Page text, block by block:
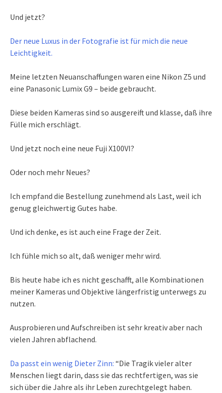
Und jetzt?
Der neue Luxus in der Fotografie ist für mich die neue
Leichtigkeit.
Meine letzten Neuanschaffungen waren eine Nikon Z5 und
eine Panasonic Lumix G9 – beide gebraucht.
Diese beiden Kameras sind so ausgereift und klasse, daß ihre
Fülle mich erschlägt.
Und jetzt noch eine neue Fuji X100VI?
Oder noch mehr Neues?
Ich empfand die Bestellung zunehmend als Last, weil ich
genug gleichwertig Gutes habe.
Und ich denke, es ist auch eine Frage der Zeit.
Ich fühle mich so alt, daß weniger mehr wird.
Bis heute habe ich es nicht geschafft, alle Kombinationen
meiner Kameras und Objektive längerfristig unterwegs zu
nutzen.
Ausprobieren und Aufschreiben ist sehr kreativ aber nach
vielen Jahren abflachend.
Da passt ein wenig Dieter Zinn: “Die Tragik vieler alter
Menschen liegt darin, dass sie das rechtfertigen, was sie
sich über die Jahre als ihr Leben zurechtgelegt haben.